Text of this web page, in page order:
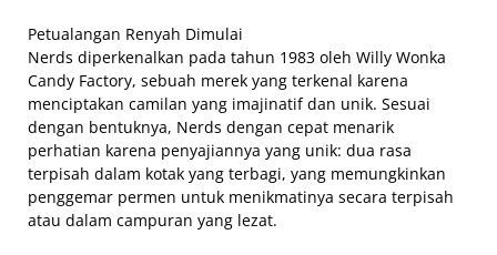
Petualangan Renyah Dimulai
Nerds diperkenalkan pada tahun 1983 oleh Willy Wonka
Candy Factory, sebuah merek yang terkenal karena
menciptakan camilan yang imajinatif dan unik. Sesuai
dengan bentuknya, Nerds dengan cepat menarik
perhatian karena penyajiannya yang unik: dua rasa
terpisah dalam kotak yang terbagi, yang memungkinkan
penggemar permen untuk menikmatinya secara terpisah
atau dalam campuran yang lezat.